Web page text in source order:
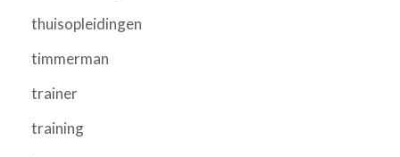
thuisopleidingen
timmerman
trainer
training